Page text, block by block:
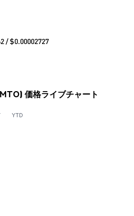
/ $0.00002727
価格ライブチャート
YTD